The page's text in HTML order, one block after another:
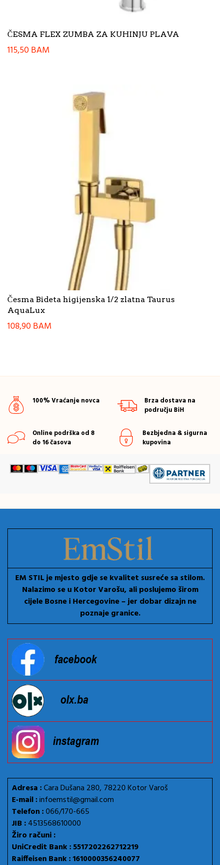
ČESMA FLEX ZUMBA ZA KUHINJU PLAVA
115,50BAM
Česma Bideta higijenska 1/2 zlatna Taurus
AquaLux
108,90BAM
100% Vraćanje novca
Brza dostava na
području BiH
Online podrška od 8
do 16 časova
Bezbjedna & sigurna
kupovina
EM STIL je mjesto gdje se kvalitet susreće sa stilom.
Nalazimo se u Kotor Varošu, ali poslujemo širom
cijele Bosne i Hercegovine – jer dobar dizajn ne
poznaje granice.
Adresa :Cara Dušana 280, 78220 Kotor Varoš
E-mail :infoemstil@gmail.com
Telefon :066/170-665
JIB :4513568610000
Žiro računi :
UniCredit Bank : 5517202262712219
Raiffeisen Bank : 1610000356240077